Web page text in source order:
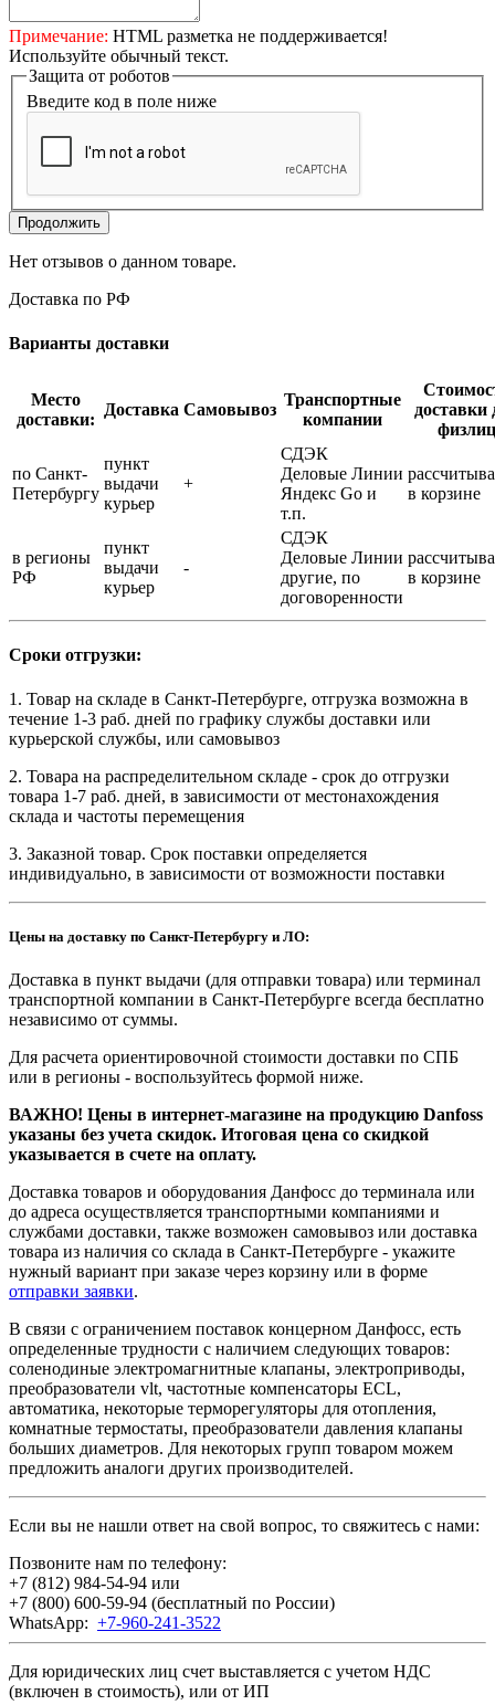
Примечание: HTML разметка не поддерживается!
Используйте обычный текст.
Защита от роботов
Введите код в поле ниже
Продолжить
Нет отзывов о данном товаре.
Доставка по РФ
Варианты доставки
Место
доставки:
Доставка Самовывоз
Транспортные
компании
доставки
физлиц
по Санкт-
Петербургу
пункт
выдачи
курьер
+
СДЭК
Деловые Линии
Яндекс Go и
т.п.
в корзине
в регионы
РФ
пункт
выдачи
курьер
-
СДЭК
Деловые Линии
другие, по
договоренности
в корзине
Сроки отгрузки:
1. Товар на складе в Санкт-Петербурге, отгрузка возможна в
течение 1-3 раб. дней по графику службы доставки или
курьерской службы, или самовывоз
2. Товара на распределительном складе - срок до отгрузки
товара 1-7 раб. дней, в зависимости от местонахождения
склада и частоты перемещения
3. Заказной товар. Срок поставки определяется
индивидуально, в зависимости от возможности поставки
Цены на доставку по Санкт-Петербургу и ЛО:
Доставка в пункт выдачи (для отправки товара) или терминал
транспортной компании в Санкт-Петербурге всегда бесплатно
независимо от суммы.
Для расчета ориентировочной стоимости доставки по СПБ
или в регионы - воспользуйтесь формой ниже.
ВАЖНО! Цены в интернет-магазине на продукцию Danfoss
указаны без учета скидок. Итоговая цена со скидкой
указывается в счете на оплату.
Доставка товаров и оборудования Данфосс до терминала или
до адреса осуществляется транспортными компаниями и
службами доставки, также возможен самовывоз или доставка
товара из наличия со склада в Санкт-Петербурге - укажите
нужный вариант при заказе через корзину или в форме
отправки заявки.
В связи с ограничением поставок концерном Данфосс, есть
определенные трудности с наличием следующих товаров:
соленодиные электромагнитные клапаны, электроприводы,
преобразователи vlt, частотные компенсаторы ECL,
автоматика, некоторые терморегуляторы для отопления,
комнатные термостаты, преобразователи давления клапаны
больших диаметров. Для некоторых групп товаром можем
предложить аналоги других производителей.
Если вы не нашли ответ на свой вопрос, то свяжитесь с нами:
Позвоните нам по телефону:
+7 (812) 984-54-94 или
+7 (800) 600-59-94 (бесплатный по России)
WhatsApp: +7-960-241-3522
Для юридических лиц счет выставляется с учетом НДС
(включен в стоимость), или от ИП